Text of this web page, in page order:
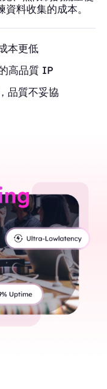
料收集的成本。
本更低
高品質 IP
品質不妥協